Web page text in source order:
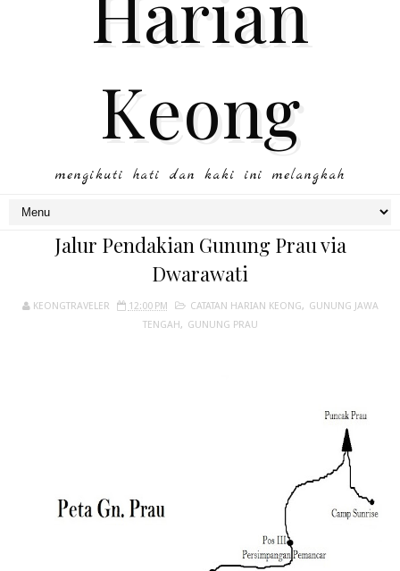
Keong
mengikuti hati dan kaki ini melangkah
Jalur Pendakian Gunung Prau via
Dwarawati
KEONGTRAVELER 12:00 PM CATATAN HARIAN KEONG, GUNUNG JAWA
TENGAH, GUNUNG PRAU